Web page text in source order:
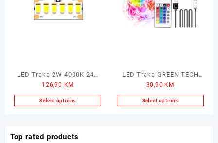
LED Traka 2W 4000K 24V
5m
126,90 KM
Select options
LED Traka GREEN TECH
2m sa USB i Daljinskim
30LED
30,90 KM
Select options
Top rated products